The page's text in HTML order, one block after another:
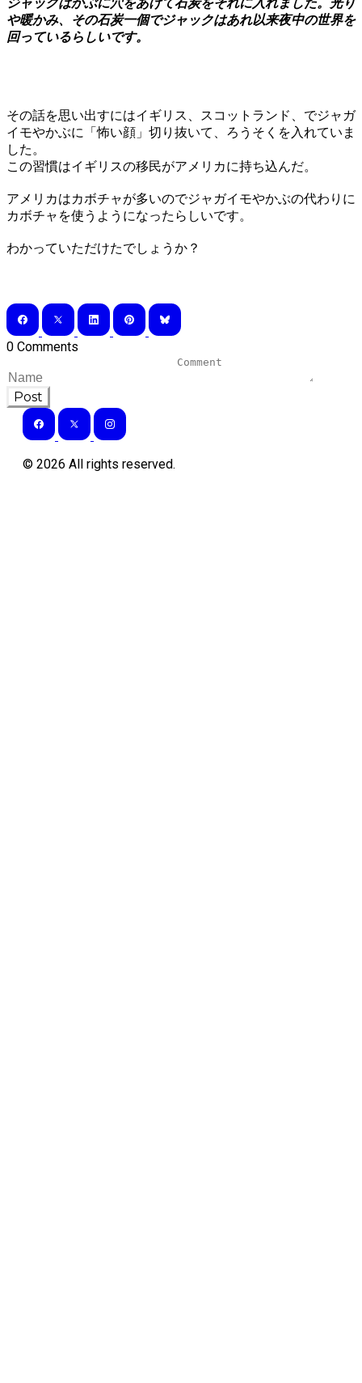
や暖かみ、その石炭一個でジャックはあれ以来夜中の世界を
回っているらしいです。
その話を思い出すにはイギリス、スコットランド、でジャガ
イモやかぶに「怖い顔」切り抜いて、ろうそくを入れていま
した。
この習慣はイギリスの移民がアメリカに持ち込んだ。
アメリカはカボチャが多いのでジャガイモやかぶの代わりに
カボチャを使うようになったらしいです。
わかっていただけたでしょうか？
0 Comments
Post
© 2026 All rights reserved.